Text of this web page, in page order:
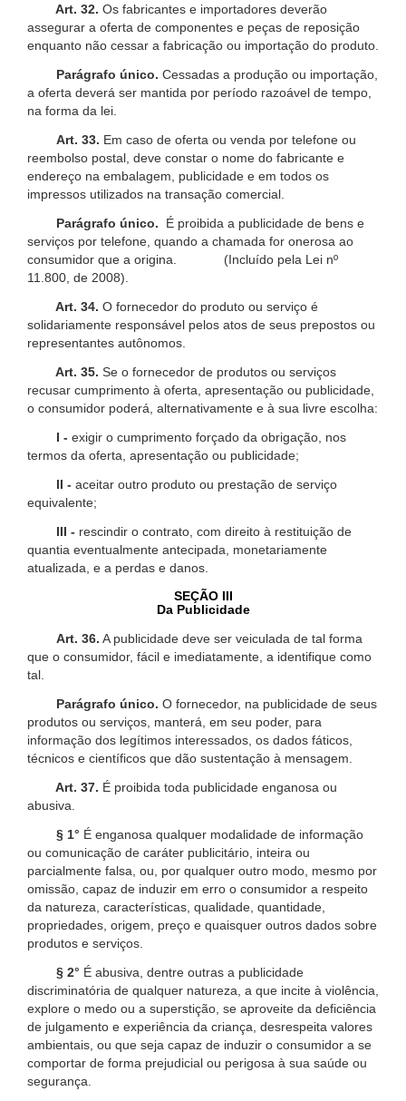
Art. 32. Os fabricantes e importadores deverão
assegurar a oferta de componentes e peças de reposição
enquanto não cessar a fabricação ou importação do produto.
Parágrafo único. Cessadas a produção ou importação,
a oferta deverá ser mantida por período razoável de tempo,
na forma da lei.
Art. 33. Em caso de oferta ou venda por telefone ou
reembolso postal, deve constar o nome do fabricante e
endereço na embalagem, publicidade e em todos os
impressos utilizados na transação comercial.
Parágrafo único.
É proibida a publicidade de bens e
serviços por telefone, quando a chamada for onerosa ao
consumidor que a origina. (Incluído pela Lei nº
11.800, de 2008).
Art. 34. O fornecedor do produto ou serviço é
solidariamente responsável pelos atos de seus prepostos ou
representantes autônomos.
Art. 35. Se o fornecedor de produtos ou serviços
recusar cumprimento à oferta, apresentação ou publicidade,
o consumidor poderá, alternativamente e à sua livre escolha:
I - exigir o cumprimento forçado da obrigação, nos
termos da oferta, apresentação ou publicidade;
II - aceitar outro produto ou prestação de serviço
equivalente;
III - rescindir o contrato, com direito à restituição de
quantia eventualmente antecipada, monetariamente
atualizada, e a perdas e danos.
SEÇÃO III
Da Publicidade
Art. 36. A publicidade deve ser veiculada de tal forma
que o consumidor, fácil e imediatamente, a identifique como
tal.
Parágrafo único. O fornecedor, na publicidade de seus
produtos ou serviços, manterá, em seu poder, para
informação dos legítimos interessados, os dados fáticos,
técnicos e científicos que dão sustentação à mensagem.
Art. 37. É proibida toda publicidade enganosa ou
abusiva.
§ 1° É enganosa qualquer modalidade de informação
ou comunicação de caráter publicitário, inteira ou
parcialmente falsa, ou, por qualquer outro modo, mesmo por
omissão, capaz de induzir em erro o consumidor a respeito
da natureza, características, qualidade, quantidade,
propriedades, origem, preço e quaisquer outros dados sobre
produtos e serviços.
§ 2° É abusiva, dentre outras a publicidade
discriminatória de qualquer natureza, a que incite à violência,
explore o medo ou a superstição, se aproveite da deficiência
de julgamento e experiência da criança, desrespeita valores
ambientais, ou que seja capaz de induzir o consumidor a se
comportar de forma prejudicial ou perigosa à sua saúde ou
segurança.